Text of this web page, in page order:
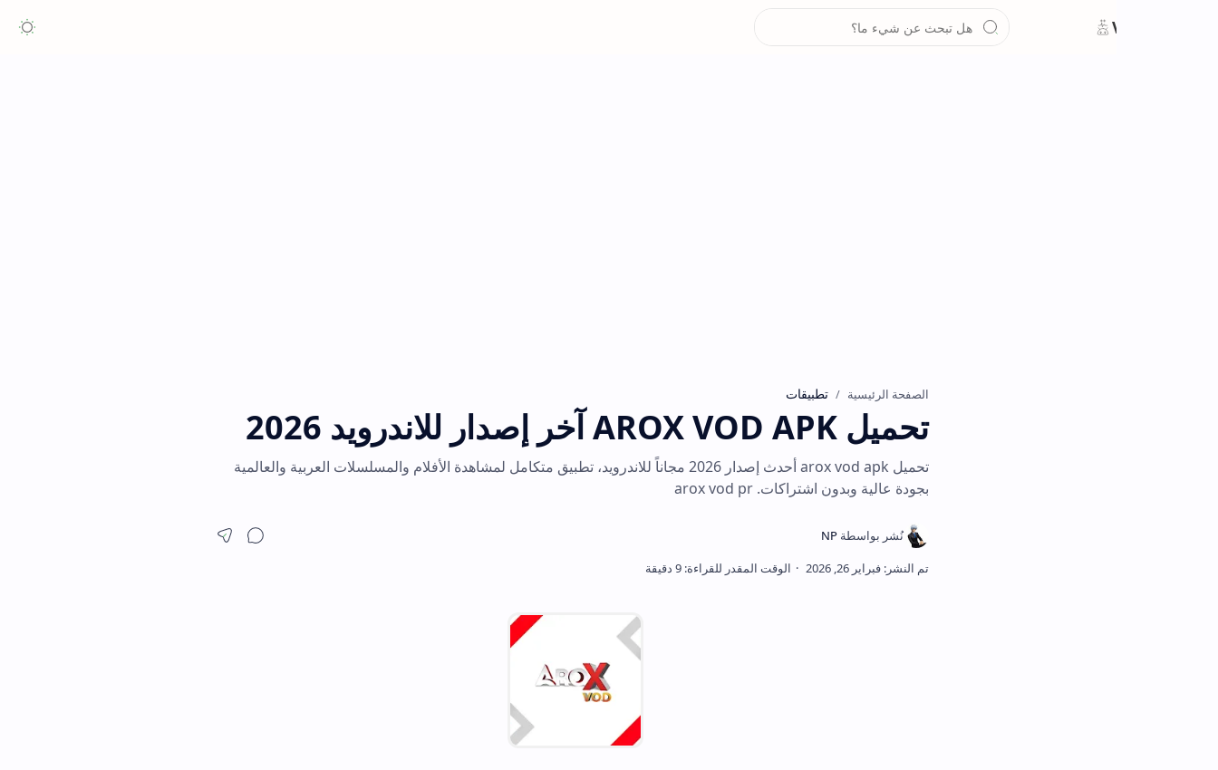
تطبيقات
تحميل arox vod apk أحدث إصدار 2026 مجاناً للاندرويد، تطبيق متكامل لمشاهدة الأفلام والمسلسلات العربية والعالمية
بجودة عالية وبدون اشتراكات. arox vod pr